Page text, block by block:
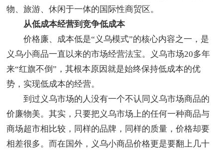
物、旅游、休闲于一体的国际性商贸区。
从低成本经营到竞争低成本
价格廉、成本低是“义乌模式”的核心内容之一，是
义乌小商品一直以来的市场经营法宝。义乌市场20多年
来“红旗不倒”，其根本原因就是始终保持低成本的优
势，实现低成本的经营。
到过义乌市场的人没有一个不认同义乌市场商品的
价廉物美。其实，只要把义乌市场上的任何一种商品与
商场超市相比较，同样的品牌，同样的质量，价格却要
相差很多。而在国外，义乌小商品价格更是要翻上几十